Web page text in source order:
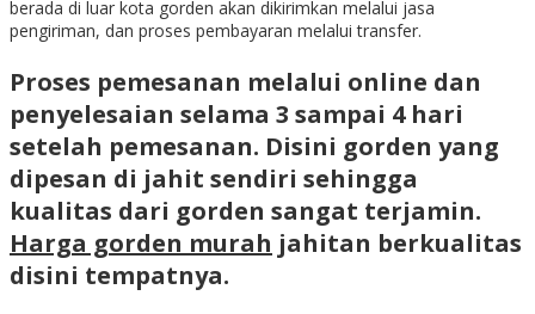
berada di luar kota gorden akan dikirimkan melalui jasa
pengiriman, dan proses pembayaran melalui transfer.
Proses pemesanan melalui online dan
penyelesaian selama 3 sampai 4 hari
setelah pemesanan. Disini gorden yang
dipesan di jahit sendiri sehingga
kualitas dari gorden sangat terjamin.
Harga gorden murah jahitan berkualitas
disini tempatnya.